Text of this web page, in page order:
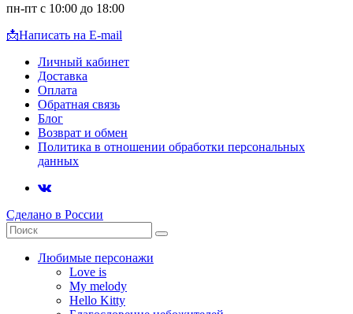
пн-пт с 10:00 до 18:00
📩Написать на E-mail
Личный кабинет
Доставка
Оплата
Обратная связь
Блог
Возврат и обмен
Политика в отношении обработки персональных
данных
Сделано в России
Любимые персонажи
Love is
My melody
Hello Kitty